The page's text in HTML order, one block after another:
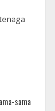
sama